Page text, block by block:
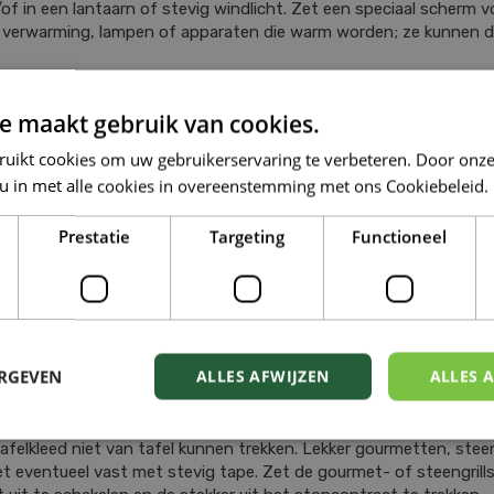
in een lantaarn of stevig windlicht. Zet een speciaal scherm
lampen of apparaten die warm worden; ze kunnen
en katten niet bij kunnen, want het blad én de bloemen
je partner onder te kunnen zoenen; bovendien houd je de
of van kunststof is, stevig en stabiel in de pot of speciale
dus niet onder of bij de kerstboom. Veeg of zuig regelmatig
maar er liggen dan ook snijwonden op de (v)loer. NB
hoogte.
niet van tafel kunnen trekken. Lekker gourmetten,
eventueel vast met stevig tape. Zet de gourmet- of
maakt gebruik van cookies.
cookies om uw gebruikerservaring te verbeteren. Door
in met alle cookies in overeenstemming met ons Cookiebeleid.
Prestatie Targeting
Functioneel
ALLES
ALLES AFWIJZEN